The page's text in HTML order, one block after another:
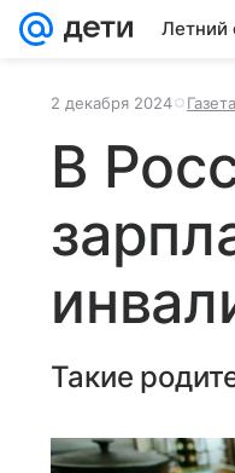
Летний
2 декабря 2024
В
Такие